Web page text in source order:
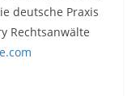
deutsche Praxis
Rechtsanwälte